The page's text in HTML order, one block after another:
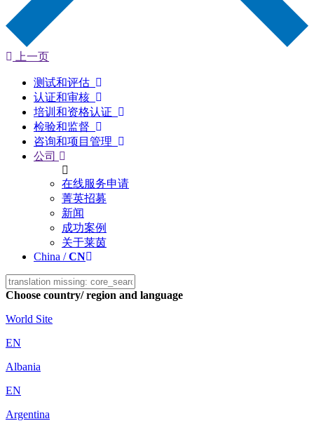
上一页
测试和评估
认证和审核
培训和资格认证
检验和监督
咨询和项目管理
公司
在线服务申请
菁英招募
新闻
成功案例
关于莱茵
China /CN
Choose country/ region and language
World Site
EN
Albania
EN
Argentina